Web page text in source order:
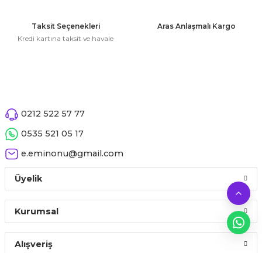
Ürün fiyatı diğer sitelerden daha pahalı.
Taksit Seçenekleri
Kredi kartına taksit ve havale
Aras Anlaşmalı Kargo
0212 522 57 77
0535 521 05 17
e.eminonu@gmail.com
Üyelik
Kurumsal
Alışveriş